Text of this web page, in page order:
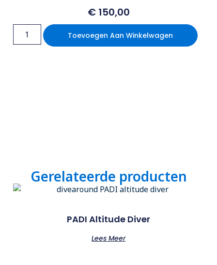
€150,00
Toevoegen Aan Winkelwagen
Gerelateerde producten
PADI Altitude Diver
Lees Meer